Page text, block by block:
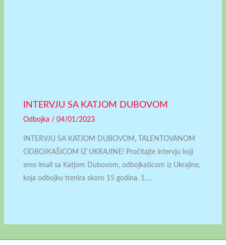
INTERVJU SA KATJOM DUBOVOM
Odbojka / 04/01/2023
INTERVJU SA KATJOM DUBOVOM, TALENTOVANOM
ODBOJKAŠICOM IZ UKRAJINE! Pročitajte intervju koji
smo imali sa Katjom Dubovom, odbojkašicom iz Ukrajine,
koja odbojku trenira skoro 15 godina. 1.…